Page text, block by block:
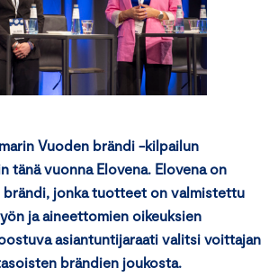
Vuoden brändi -kilpailun
tänä vuonna Elovena. Elovena on
brändi, jonka tuotteet on valmistettu
ja aineettomien oikeuksien
asiantuntijaraati valitsi voittajan
brändien joukosta.